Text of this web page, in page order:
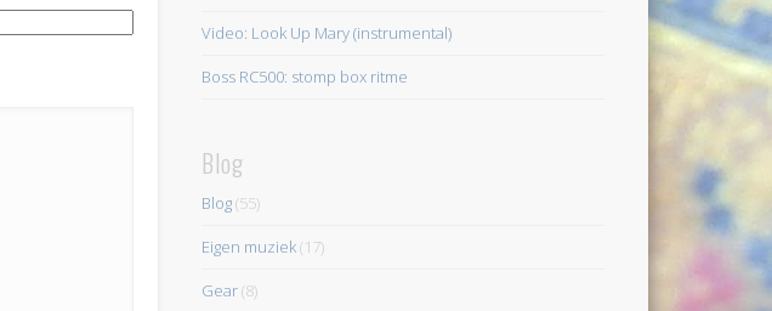
Video: Look Up Mary (instrumental)
Boss RC500: stomp box ritme
Blog
Blog(55)
Eigen muziek(17)
Gear(8)